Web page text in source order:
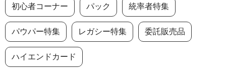
初心者コーナー パック 統率者特集
パウパー特集 レガシー特集 委託販売品
ハイエンドカード